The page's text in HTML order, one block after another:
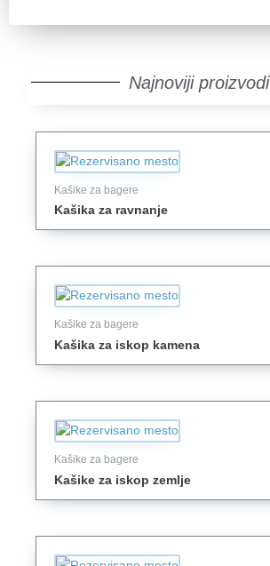
Najnoviji proizvodi
Kašike za bagere
Kašika za ravnanje
Kašike za bagere
Kašika za iskop kamena
Kašike za bagere
Kašike za iskop zemlje